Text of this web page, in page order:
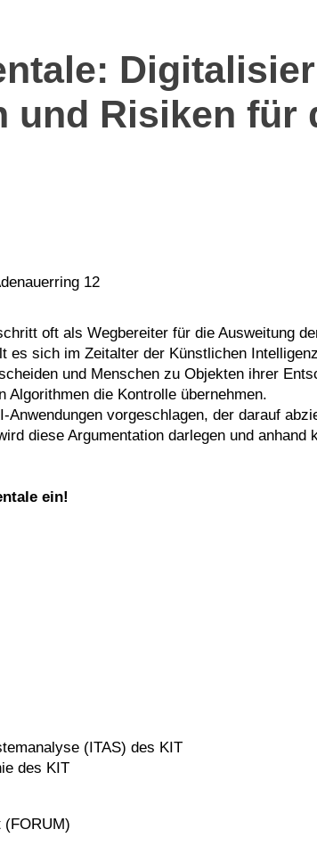
und Risiken für
12
oft als Wegbereiter für die Ausweitung
es sich im Zeitalter der Künstlichen
und Menschen zu Objekten ihrer
Algorithmen die Kontrolle übernehmen.
vorgeschlagen, der darauf
diese Argumentation darlegen und
ein!
(ITAS) des KIT
des KIT
(FORUM)